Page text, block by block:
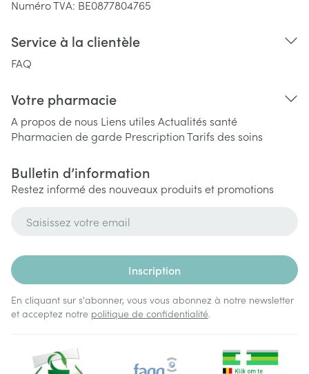
Numéro TVA: BE0877804765
Service à la clientèle
FAQ
Votre pharmacie
A propos de nous Liens utiles Actualités santé
Pharmacien de garde PrescriptionTarifs des soins
Bulletin d’information
Restez informé des nouveaux produits et promotions
Inscription
En cliquant sur s'abonner, vous vous abonnez à notre newsletter
et acceptez notre politique de confidentialité.